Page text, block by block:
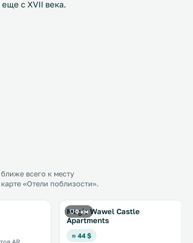
с XVII века.
всего к месту
«Отели поблизости».
0 км
Magic Wawel Castle
Apartments
≈ 44 $